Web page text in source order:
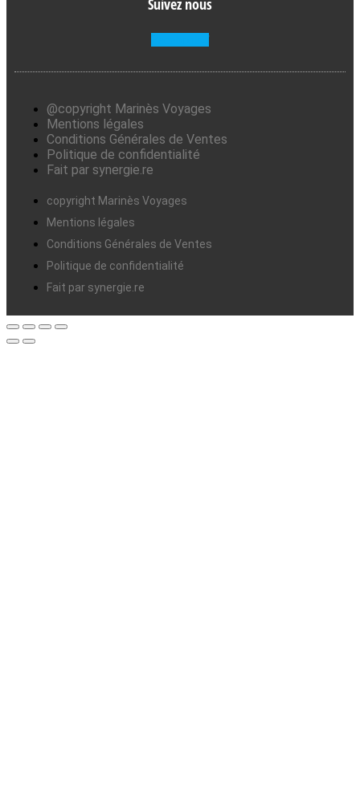
@copyright Marinès Voyages
Mentions légales
Conditions Générales de Ventes
Politique de confidentialité
Fait par synergie.re
copyright Marinès Voyages
Mentions légales
Conditions Générales de Ventes
Politique de confidentialité
Fait par synergie.re